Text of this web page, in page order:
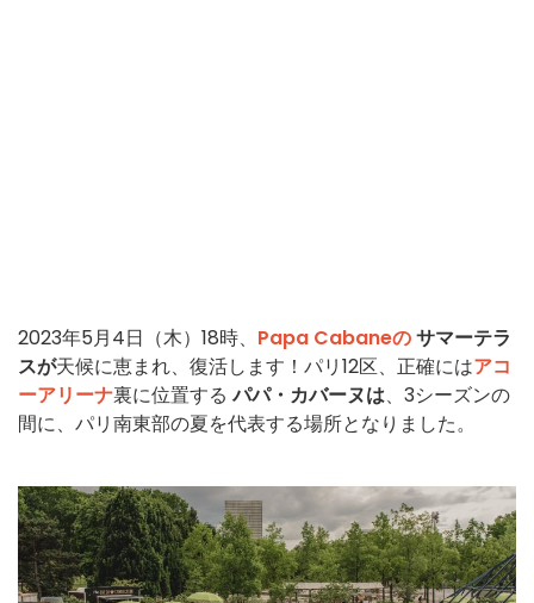
2023年5月4日（木）18時、 Papa Cabaneのサマーテラ
スが天候に恵まれ、復活します！パリ12区、正確にはアコ
ーアリーナ裏に位置する パパ・カバーヌは、3シーズンの
間に、パリ南東部の夏を代表する場所となりました。